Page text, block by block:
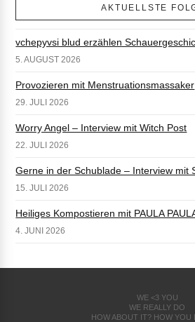
AKTUELLSTE
vchepyvsi blud erzählen
5. AUGUST 2026
Provozieren mit Menstruationsmassaker
29. JULI 2026
Worry Angel – Interview mit Witch Post
22. JULI 2026
Gerne in der Schublade – Interview mit
15. JULI 2026
Heiliges Kompostieren mit PAULA
4. JUNI 2026
WE <3 YOU
WE REALLY DO
HOW ABOUT IT? HOW YOU